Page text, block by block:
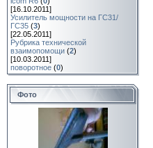
[16.10.2011]
Усилитель мощности на ГС31/
ГС35 (3)
[22.05.2011]
Рубрика технической
взаимопомощи (2)
[10.03.2011]
поворотное (0)
Фото